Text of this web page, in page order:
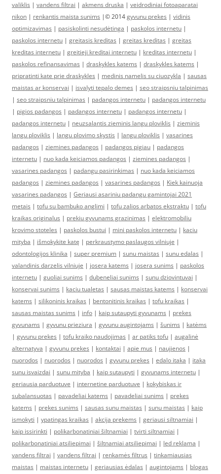
valiklis | vandens filtrai | akmens druska | veidrodiniai fotoaparatai
nikon | renkantis maista sunims |© 2014gyvunu prekes | vidinis
optimizavimas | pasiskolinti nesudėtinga | paskolos internetu |
paskolos internetu | greitasis kreditas | greitas kreditas | greitas
kreditas internetu | greitieji kreditai internetu | kreditas internetu |
paskolos refinansavimas | draskykles katems | draskykles katems |
pripratinti kate prie draskykles | medinis namelis su ciuozykla | sausas
maistas ar konservai | isvalyti tepalo demes | seo straipsniu talpinimas
| seo straipsniu talpinimas | padangos internetu | padangos internetu
| pigios padangos | padangos internetu | padangos internetu |
padangos internetu | neuzsalantis zieminis langu ploviklis | zieminis
langu ploviklis | langu plovimo skystis | langu ploviklis | vasarines
padangos | ziemines padangos | padangos pigiau | padangos
internetu | nuo kada keiciamos padangos | ziemines padangos |
vasarines padangos | padangu pasirinkimas | nuo kada keiciamos
padangos | ziemines padangos | vasarines padangos | Kiek kainuoja
vasarines padangos | Geriausi asariniu padangu gamintojai 2021
metais | tofu su bambuko anglimi | tofu zalios arbatos ekstraktu | tofu
kraikas originalus | prekiu gyvunams grazinimas | elektromobiliu
krovimo stoteles | paskolos bustui | mini paskolos internetu | kaciu
mityba | išmokykite katę | perkraustymo paslaugos vilniuje |
odontologijos klinika | super premium | sunu maistas | sunu edalas |
valandinis darzelis vilniuje | josera katems | josera sunims | paskolos
internetu | guoliai sunims | dubeneliai sunims | sunu dziovintuvai |
konservai sunims | kaciu tualetas | sausas maistas katems | konservai
katems | silikoninis kraikas | bentonitinis kraikas | tofu kraikas |
sausas maistas sunims | info | kaip sutaupyti gyvunams | prekes
gyvunams | gyvunu prieziura | gyvunu augintojams | šunims | katėms
| gyvunu prekes | tofu kraiko naudojimas | ar patiks tofu | augalinė
alternatyva | gyvunu prekes | kontaktai | apie mus | naujienos |
nuorodos | nuorodos | nuorodos | gyvunu prekes | edalo itaka | itaka
sunu isvaizdai | sunu mityba | kaip sutaupyti | gyvunams internetu |
geriausia parduotuve | internetine parduotuve | kokybiskas ir
subalansuotas | pavadeliai katems | pavadeliai sunims | prekes
katems | prekes sunims | sausas sunu maistas | sunu maistas | kaip
ismokyti | ypatingas kraikas | akcija prekems | geriausi siltnamiai |
kaip issirinkti | polikarbonatiniai šiltnamiai | tvirti siltnamiai |
polikarbonatiniai atsiliepimai | šiltnamiai atsiliepimai | led reklama |
vandens filtrai | vandens filtrai | renkamės filtrus | tinkamiausias
maistas | maistas internetu | geriausias ėdalas | augintojams | blogas